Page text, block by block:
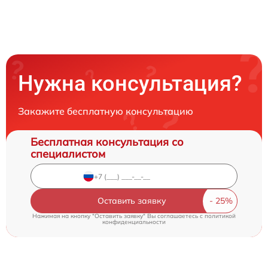
Нужна консультация?
Закажите бесплатную консультацию
Бесплатная консультация со
специалистом
Оставить заявку
Нажимая на кнопку "Оставить заявку" Вы соглашаетесь cполитикой
конфиденциальности